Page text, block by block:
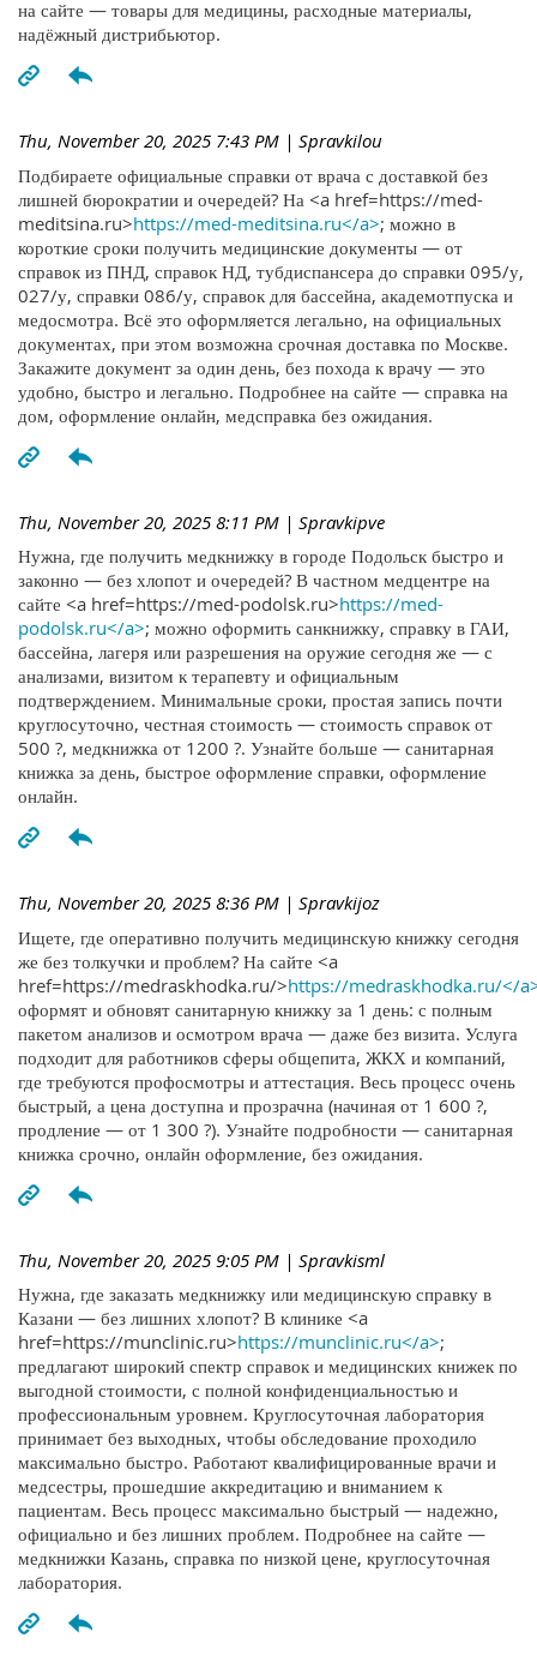
на сайте — товары для медицины, расходные материалы,
надёжный дистрибьютор.
Thu, November 20, 2025 7:43 PM | Spravkilou
Подбираете официальные справки от врача с доставкой без
лишней бюрократии и очередей? На <a href=https://med-
meditsina.ru>https://med-meditsina.ru</a>; можно в
короткие сроки получить медицинские документы — от
справок из ПНД, справок НД, тубдиспансера до справки 095/у,
027/у, справки 086/у, справок для бассейна, академотпуска и
медосмотра. Всё это оформляется легально, на официальных
документах, при этом возможна срочная доставка по Москве.
Закажите документ за один день, без похода к врачу — это
удобно, быстро и легально. Подробнее на сайте — справка на
дом, оформление онлайн, медсправка без ожидания.
Thu, November 20, 2025 8:11 PM | Spravkipve
Нужна, где получить медкнижку в городе Подольск быстро и
законно — без хлопот и очередей? В частном медцентре на
сайте <a href=https://med-podolsk.ru>https://med-
podolsk.ru</a>; можно оформить санкнижку, справку в ГАИ,
бассейна, лагеря или разрешения на оружие сегодня же — с
анализами, визитом к терапевту и официальным
подтверждением. Минимальные сроки, простая запись почти
круглосуточно, честная стоимость — стоимость справок от
500 ?, медкнижка от 1200 ?. Узнайте больше — санитарная
книжка за день, быстрое оформление справки, оформление
онлайн.
Thu, November 20, 2025 8:36 PM | Spravkijoz
Ищете, где оперативно получить медицинскую книжку сегодня
же без толкучки и проблем? На сайте <a
href=https://medraskhodka.ru/>https://medraskhodka.ru/</
оформят и обновят санитарную книжку за 1 день: с полным
пакетом анализов и осмотром врача — даже без визита. Услуга
подходит для работников сферы общепита, ЖКХ и компаний,
где требуются профосмотры и аттестация. Весь процесс очень
быстрый, а цена доступна и прозрачна (начиная от 1 600 ?,
продление — от 1 300 ?). Узнайте подробности — санитарная
книжка срочно, онлайн оформление, без ожидания.
Thu, November 20, 2025 9:05 PM | Spravkisml
Нужна, где заказать медкнижку или медицинскую справку в
Казани — без лишних хлопот? В клинике <a
href=https://munclinic.ru>https://munclinic.ru</a>;
предлагают широкий спектр справок и медицинских книжек по
выгодной стоимости, с полной конфиденциальностью и
профессиональным уровнем. Круглосуточная лаборатория
принимает без выходных, чтобы обследование проходило
максимально быстро. Работают квалифицированные врачи и
медсестры, прошедшие аккредитацию и вниманием к
пациентам. Весь процесс максимально быстрый — надежно,
официально и без лишних проблем. Подробнее на сайте —
медкнижки Казань, справка по низкой цене, круглосуточная
лаборатория.